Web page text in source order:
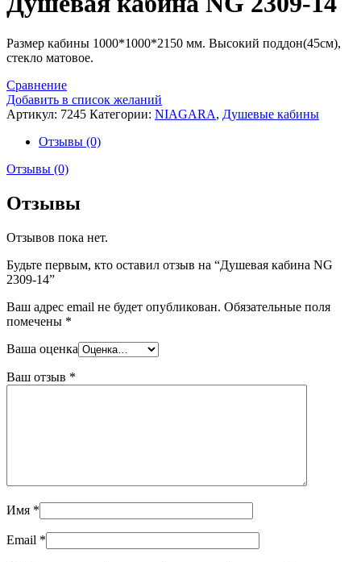
Размер кабины 1000*1000*2150 мм. Высокий поддон(45см),
стекло матовое.
Сравнение
Добавить в список желаний
Артикул: 7245 Категории: NIAGARA, Душевые кабины
Отзывы (0)
Отзывы (0)
Отзывы
Отзывов пока нет.
Будьте первым, кто оставил отзыв на “Душевая кабина NG
2309-14”
Ваш адрес email не будет опубликован. Обязательные поля
помечены *
Ваша оценка
Ваш отзыв *
Имя *
Email *